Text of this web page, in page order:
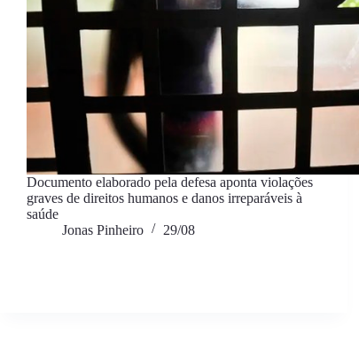
Documento elaborado pela defesa aponta violações
graves de direitos humanos e danos irreparáveis à
saúde
Jonas Pinheiro
29/08